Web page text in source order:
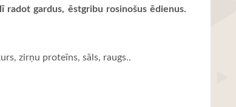
gardus, ēstgribu rosinošus ēdienus.
zirņu proteīns, sāls, raugs..